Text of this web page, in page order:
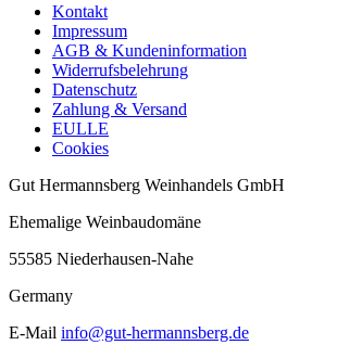
Kontakt
Impressum
AGB & Kundeninformation
Widerrufsbelehrung
Datenschutz
Zahlung & Versand
EULLE
Cookies
Gut Hermannsberg Weinhandels GmbH
Ehemalige Weinbaudomäne
55585 Niederhausen-Nahe
Germany
E-Mail info@gut-hermannsberg.de